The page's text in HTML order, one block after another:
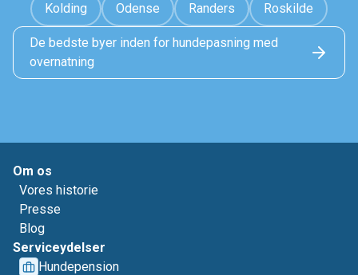
Kolding Odense Randers Roskilde
De bedste byer inden for hundepasning med
overnatning
Om os
Vores historie
Presse
Blog
Serviceydelser
Hundepension